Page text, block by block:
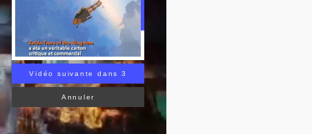
Vidéo suivante dans 2
Annuler